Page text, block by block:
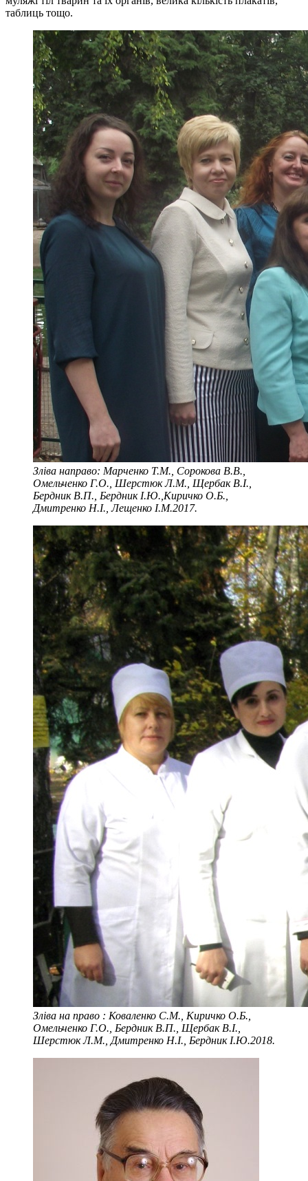
таблиць тощо.
Зліва направо: Марченко Т.М., Сорокова В.В.,
Омельченко Г.О., Шерстюк Л.М., Щербак В.І.,
Бердник В.П., Бердник І.Ю.,Киричко О.Б.,
Дмитренко Н.І., Лещенко І.М.2017.
Зліва на право : Коваленко С.М., Киричко О.Б.,
Омельченко Г.О., Бердник В.П., Щербак В.І.,
Шерстюк Л.М., Дмитренко Н.І., Бердник І.Ю.2018.